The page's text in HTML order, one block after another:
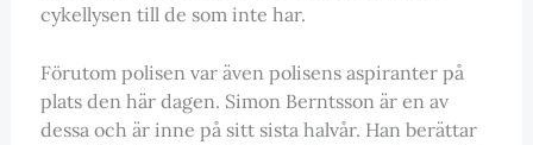
cykellysen till de som inte har.
Förutom polisen var även polisens aspiranter på
plats den här dagen. Simon Berntsson är en av
dessa och är inne på sitt sista halvår. Han berättar